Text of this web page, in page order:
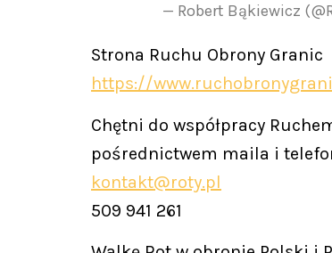
— Robert Bąkiewicz
Strona Ruchu Obrony Granic
https://
Chętni do współpracy
pośrednictwem maila i
kontakt@roty.pl
509 941 261